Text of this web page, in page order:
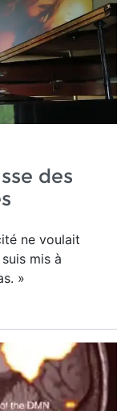
des
ne voulait
mis à
»